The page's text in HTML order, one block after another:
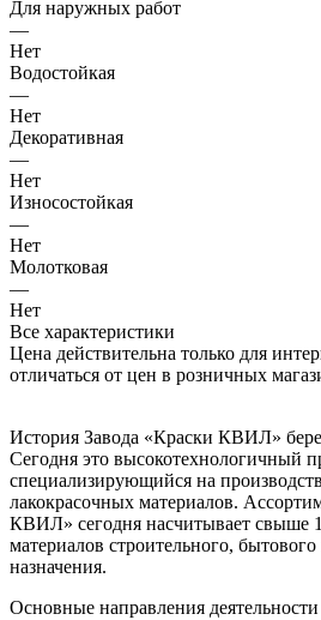
Для наружных работ
—
Нет
Водостойкая
—
Нет
Декоративная
—
Нет
Износостойкая
—
Нет
Молотковая
—
Нет
Все характеристики
Цена действительна только для
отличаться от цен в розничных
История Завода «Краски КВИЛ»
Сегодня это высокотехнологичный
специализирующийся на
лакокрасочных материалов.
КВИЛ» сегодня насчитывает свыше
материалов строительного,
назначения.
Основные направления